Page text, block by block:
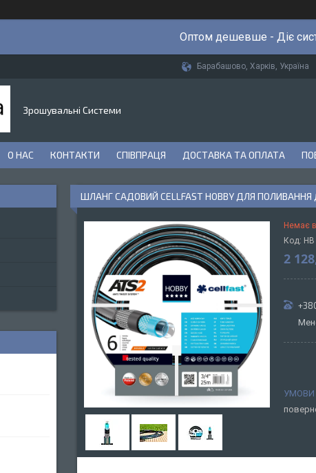
Оптом дешевше - Діє
Барабашово, Харків, Україна
Зрошувальні Системи
О НАС КОНТАКТИ СПІВПРАЦЯ ДОСТАВКА ТА ОПЛАТА
ШЛАНГ САДОВИЙ CELLFAST HOBBY ДЛЯ
Немає
Код:
2